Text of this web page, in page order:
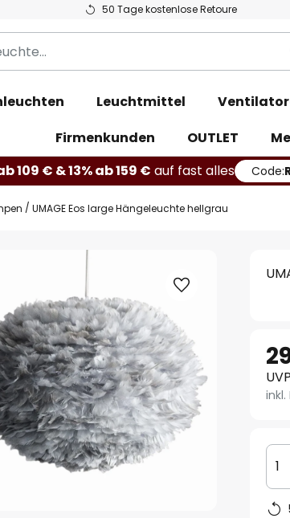
50 Tage kostenlose Retoure
Leuchtmittel
Firmenkunden
OUTLET
109 € & 13% ab 159 € auf fast alles Code:
UMAGE Eos large Hängeleuchte hellgrau
inkl.
1